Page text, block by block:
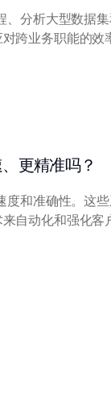
、分析大型数据
跨业务职能的效
和...
更精准吗？
度和准确性。这
自动化和强化客
...